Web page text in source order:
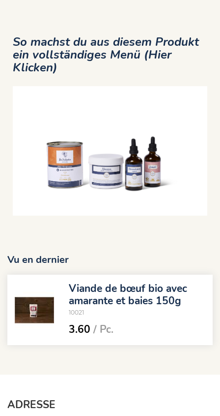
So machst du aus diesem Produkt
ein vollständiges Menü (Hier
Klicken)
Vu en dernier
Viande de bœuf bio avec
amarante et baies 150g
10021
3.60 / Pc.
ADRESSE